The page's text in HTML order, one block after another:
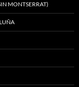
MONTSERRAT)